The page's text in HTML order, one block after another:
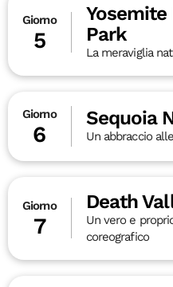
Giorno
5
Park
La meraviglia
Giorno
6
Sequoia
Un abbraccio
Giorno
7
Death
Un vero e
coreografico